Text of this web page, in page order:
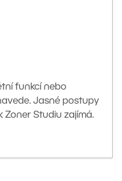
funkcí nebo
Jasné postupy
Zoner Studiu zajímá.